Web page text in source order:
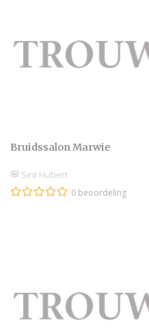
Bruidssalon Marwie
Sint Hubert
0 beoordeling